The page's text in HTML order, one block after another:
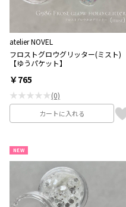
atelier NOVEL
フロストグロウグリッター(ミスト)
【ゆうパケット】
￥765
★★★★★(0)
カートに入れる
NEW